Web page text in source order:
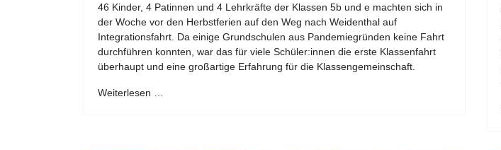
46 Kinder, 4 Patinnen und 4 Lehrkräfte der Klassen 5b und e machten sich in
der Woche vor den Herbstferien auf den Weg nach Weidenthal auf
Integrationsfahrt. Da einige Grundschulen aus Pandemiegründen keine Fahrt
durchführen konnten, war das für viele Schüler:innen die erste Klassenfahrt
überhaupt und eine großartige Erfahrung für die Klassengemeinschaft.
Weiterlesen …